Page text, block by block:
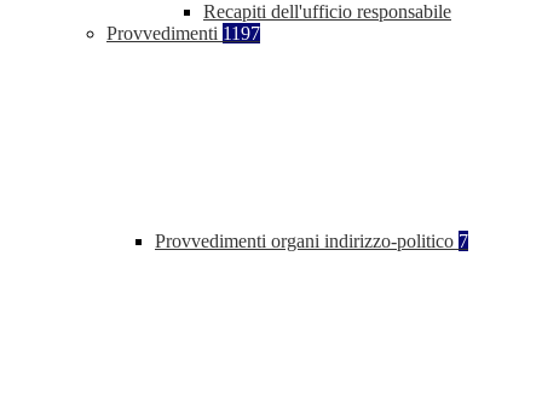
Recapiti dell'ufficio responsabile
Provvedimenti 1197
Provvedimenti organi indirizzo-politico 7